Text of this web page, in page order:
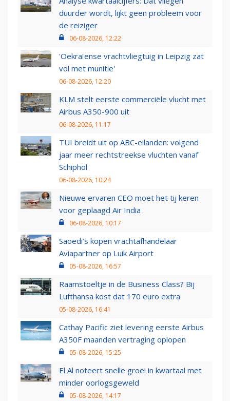
duurder wordt, lijkt geen probleem voor
de reiziger
06-08-2026, 12:22
'Oekraïense vrachtvliegtuig in Leipzig zat
vol met munitie'
06-08-2026, 12:20
KLM stelt eerste commerciële vlucht met
Airbus A350-900 uit
06-08-2026, 11:17
TUI breidt uit op ABC-eilanden: volgend
jaar meer rechtstreekse vluchten vanaf
Schiphol
06-08-2026, 10:24
Nieuwe ervaren CEO moet het tij keren
voor geplaagd Air India
06-08-2026, 10:17
Saoedi’s kopen vrachtafhandelaar
Aviapartner op Luik Airport
05-08-2026, 16:57
Raamstoeltje in de Business Class? Bij
Lufthansa kost dat 170 euro extra
05-08-2026, 16:41
Cathay Pacific ziet levering eerste Airbus
A350F maanden vertraging oplopen
05-08-2026, 15:25
El Al noteert snelle groei in kwartaal met
minder oorlogsgeweld
05-08-2026, 14:17